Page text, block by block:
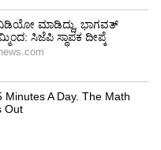
ನಟನೆಯ
ನಾಯಕಿಯಾಗಿದ್ದಾರೆ.
ಇರುವ ಡಿಮಾಂಡ್
ಒಟ್ಟಿನಲ್ಲಿ ಸದ್ಯಕ್ಕೆ
ಹಲವರ ಟೈಂ ಕೂಡ
ಸುಳ್ಳಲ್ಲ.